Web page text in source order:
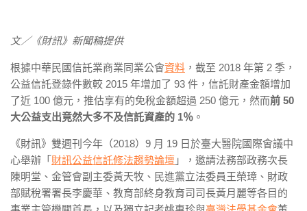
文／《財訊》新聞稿提供
根據中華民國信託業商業同業公會資料 ，截至 2018 年第 2 季，
公益信託登錄件數較 2015 年增加了 93 件，信託財產金額增加
了近 100 億元，推估享有的免稅金額超過 250 億元，然而前 50
大公益支出竟然大多不及信託資產的 1％ 。
《財訊》雙週刊今年（2018）9 月 19 日於臺大醫院國際會議中
心舉辦「 財訊公益信託修法趨勢論壇 」，邀請法務部政務次長
陳明堂、金管會副主委黃天牧、民進黨立法委員王榮璋、財政
部賦稅署署長李慶華、教育部終身教育司司長黃月麗等各目的